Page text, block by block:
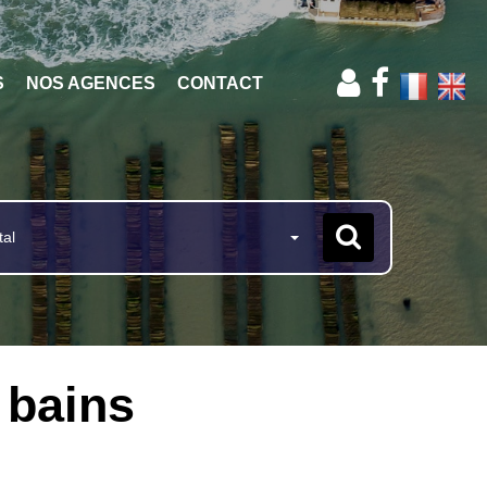
NOS AGENCES CONTACT